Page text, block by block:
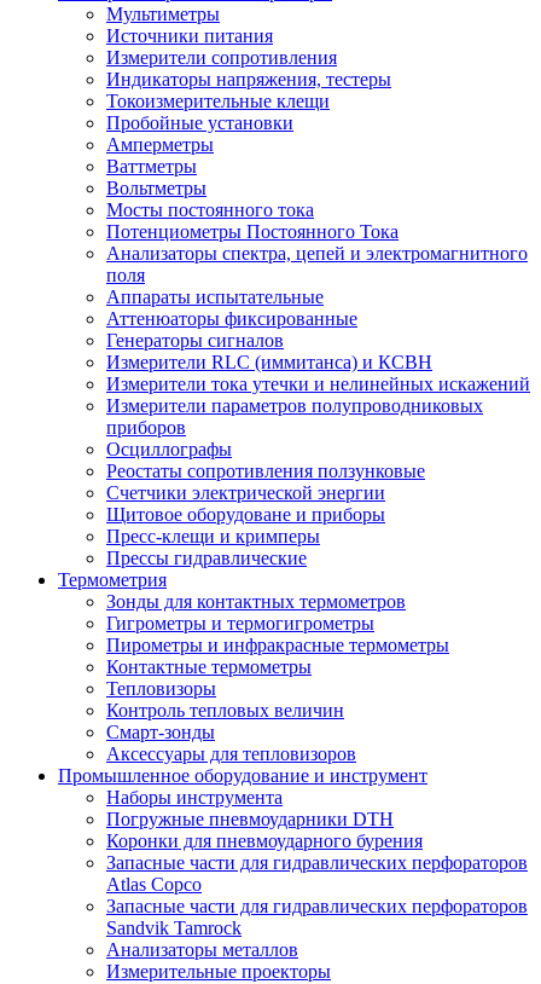
Мультиметры
Источники питания
Измерители сопротивления
Индикаторы напряжения, тестеры
Токоизмерительные клещи
Пробойные установки
Амперметры
Ваттметры
Вольтметры
Мосты постоянного тока
Потенциометры Постоянного Тока
Анализаторы спектра, цепей и электромагнитного
поля
Аппараты испытательные
Аттенюаторы фиксированные
Генераторы сигналов
Измерители RLC (иммитанса) и КСВН
Измерители тока утечки и нелинейных искажений
Измерители параметров полупроводниковых
приборов
Осциллографы
Реостаты сопротивления ползунковые
Счетчики электрической энергии
Щитовое оборудоване и приборы
Пресс-клещи и кримперы
Прессы гидравлические
Термометрия
Зонды для контактных термометров
Гигрометры и термогигрометры
Пирометры и инфракрасные термометры
Контактные термометры
Тепловизоры
Контроль тепловых величин
Смарт-зонды
Аксессуары для тепловизоров
Промышленное оборудование и инструмент
Наборы инструмента
Погружные пневмоударники DTH
Коронки для пневмоударного бурения
Запасные части для гидравлических перфораторов
Atlas Copco
Запасные части для гидравлических перфораторов
Sandvik Tamrock
Анализаторы металлов
Измерительные проекторы